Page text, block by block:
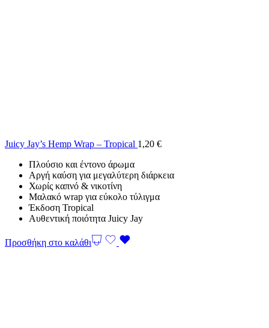
Juicy Jay’s Hemp Wrap – Tropical 1,20 €
Πλούσιο και έντονο άρωμα
Αργή καύση για μεγαλύτερη διάρκεια
Χωρίς καπνό & νικοτίνη
Μαλακό wrap για εύκολο τύλιγμα
Έκδοση Tropical
Αυθεντική ποιότητα Juicy Jay
Προσθήκη στο καλάθι